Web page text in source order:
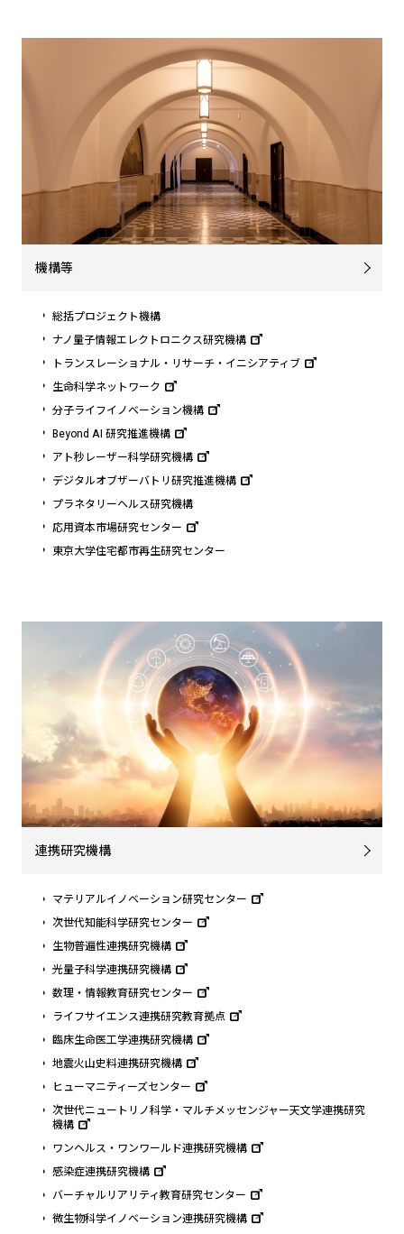
機構等
総括プロジェクト機構
ナノ量子情報エレクトロニクス研究機構
トランスレーショナル・リサーチ・イニシアティブ
生命科学ネットワーク
分子ライフイノベーション機構
Beyond AI 研究推進機構
アト秒レーザー科学研究機構
デジタルオブザーバトリ研究推進機構
プラネタリーヘルス研究機構
応用資本市場研究センター
東京大学住宅都市再生研究センター
連携研究機構
マテリアルイノベーション研究センター
次世代知能科学研究センター
生物普遍性連携研究機構
光量子科学連携研究機構
数理・情報教育研究センター
ライフサイエンス連携研究教育拠点
臨床生命医工学連携研究機構
地震火山史料連携研究機構
ヒューマニティーズセンター
次世代ニュートリノ科学・マルチメッセンジャー天文学連携研究
機構
ワンヘルス・ワンワールド連携研究機構
感染症連携研究機構
バーチャルリアリティ教育研究センター
微生物科学イノベーション連携研究機構